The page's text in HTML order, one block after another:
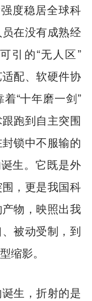
度稳居全球科
在没有成熟经
引的“无人区”
配、软硬件协
“十年磨一剑”
跑到自主突围
锁中不服输的
生。它既是外
，更是我国科
物，映照出我
被动受制，到
缩影。
生，折射的是